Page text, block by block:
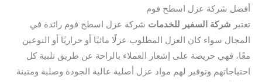
أفضل شركة عزل اسطح فوم
تعتبر شركة السفير للخدمات شركة عزل اسطح فوم رائدة في
المجال سواء كان العزل المطلوب عزلًا مائيًا أو حراريًا أو النوعين
معًا، فهي حريصة على إشعار العملاء بالراحة عن طريق تلبية كل
احتياجاتهم وتوفير لهم مواد عزل أصلية عالية الجودة وصلبة ومتينة